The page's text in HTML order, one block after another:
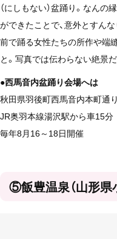
（にしもない）盆踊り。なんの
ができたことで、意外とすん
前で踊る女性たちの所作や端
と。写真では伝わらない絶景だ
●西馬音内盆踊り会場へは
秋田県羽後町西馬音内本町通り
JR奥羽本線湯沢駅から車15分
毎年8月 16～ 18日開催
⑤飯豊温泉（山形県